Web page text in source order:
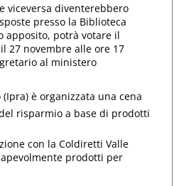
viceversa diventerebbero
presso la Biblioteca
apposito, potrà votare il
27 novembre alle ore 17
al ministero
è organizzata una cena
risparmio a base di prodotti
con la Coldiretti Valle
prodotti per